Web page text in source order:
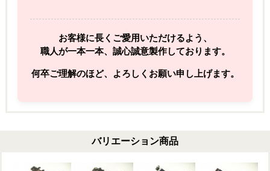
お客様に長くご愛用いただけるよう、
職人が一本一本、誠心誠意製作しております。
何卒ご理解のほど、よろしくお願い申し上げます。
バリエーション商品